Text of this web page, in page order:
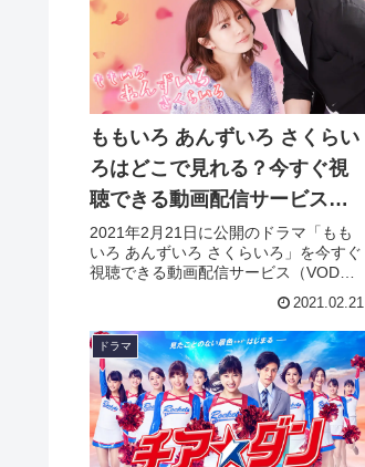
ももいろ あんずいろ さくらい
ろはどこで見れる？今すぐ視
聴できる動画配信サービスを
紹介！
2021年2月21日に公開のドラマ「もも
いろ あんずいろ さくらいろ」を今すぐ
視聴できる動画配信サービス（VOD）
を徹底紹介。あらすじやキャスト・声
優、スタッフ、主題歌の情報はもちろ
ん、実際に見た人の感想やレビューも
まとめています。
2021.02.21
ドラマ